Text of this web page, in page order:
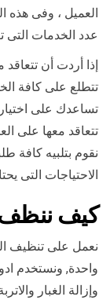
العميل ، وفى هذه
عدد الخدمات التى
إذا أردت أن
تتطلع على كافة
تساعدك على
تتعاقد معها على
نقوم بتلبيه كافة
الاحتياجات التى
كيف
نعمل على تنظيف
واحدة, ونستخدم
وإزالة الغبار